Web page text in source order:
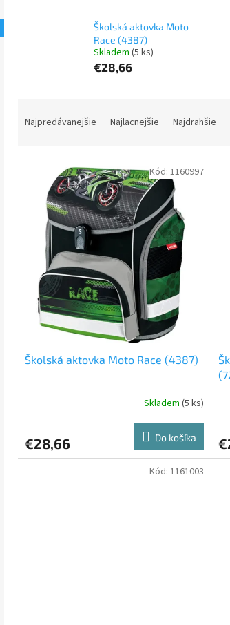
Školská aktovka Moto
Race (4387)
Skladem (5 ks)
€28,66
Najpredávanejšie Najlacnejšie Najdrahšie
Školská aktovka Moto Race (4387)
Skladem (5 ks)
€28,66 Do košíka
Kód: 1160997
Kód: 1161003